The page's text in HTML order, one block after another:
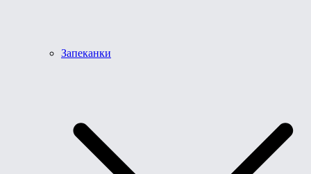
Запеканки